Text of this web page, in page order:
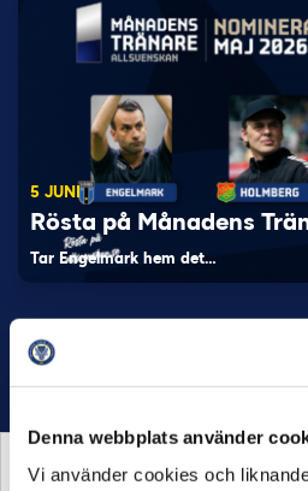
Denna webbplats använder
Vi använder cookies och
5 JUNI
Rösta på Månadens
Tar Engelmark hem det…